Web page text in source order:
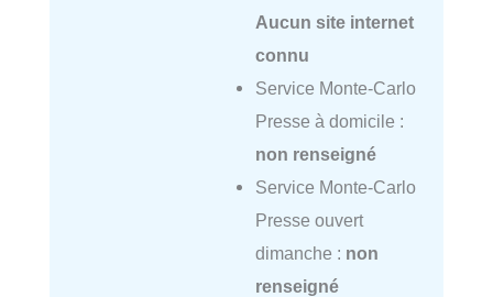
Aucun site internet
connu
Service Monte-Carlo
Presse à domicile :
non renseigné
Service Monte-Carlo
Presse ouvert
dimanche : non
renseigné